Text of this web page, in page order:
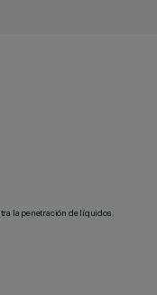
la penetración de líquidos.